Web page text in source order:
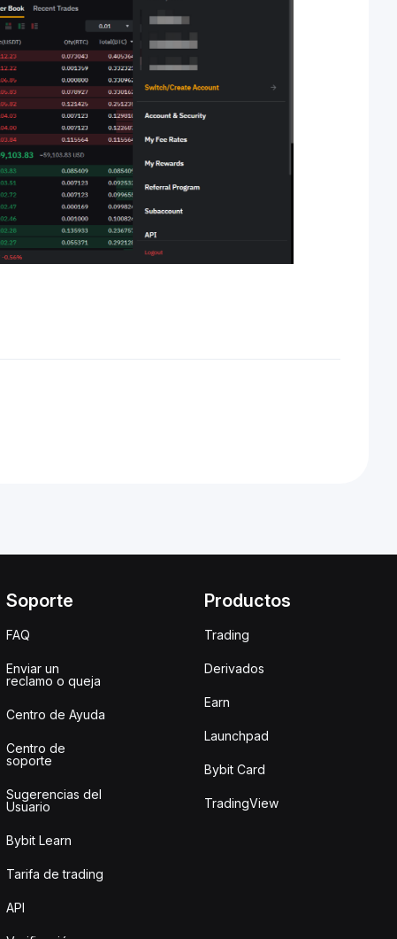
Soporte
FAQ
Enviar un
reclamo o queja
Centro de Ayuda
Centro de
soporte
Sugerencias del
Usuario
Bybit Learn
Tarifa de trading
API
Productos
Trading
Derivados
Earn
Launchpad
Bybit Card
TradingView